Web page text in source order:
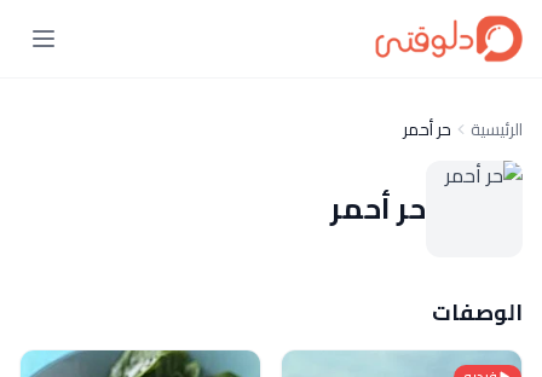
الرئيسية حر أحمر
حر أحمر
الوصفات